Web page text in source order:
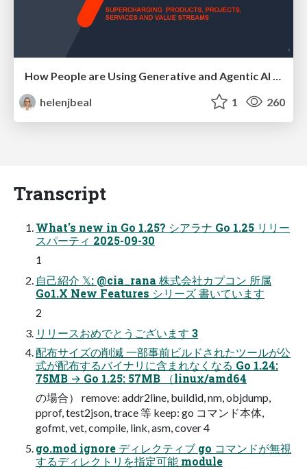
helenjbeal
1 260
Transcript
What's new in Go 1.25? シアラナ Go 1.25 リリー
スパーティ 2025-09-30
1
自己紹介 𝕏: @cia_rana 株式会社カプコン 所属
Go1.X New Features シリーズ 書いています
2
リリースおめでとうございます 3
配布サイズの削減 一部事前ビルドされたツールが公
式が配布するバイナリに含まれなくなる Go 1.24:
75MB → Go 1.25: 57MB （linux/amd64
の場合） remove: addr2line, buildid, nm, objdump,
pprof, test2json, trace 等 keep: go コマンド本体,
gofmt, vet, compile, link, asm, cover 4
go.mod ignore ディレクティブ go コマンドが無視
するディレクトリを指定可能 module